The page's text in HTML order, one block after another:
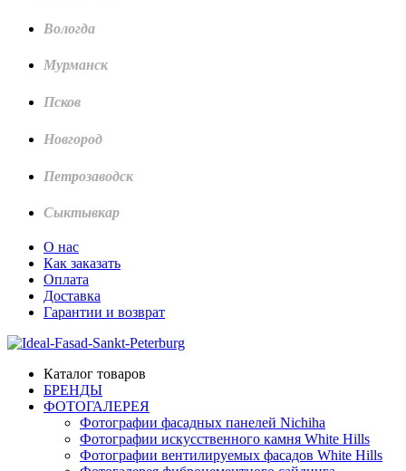
Вологда
Мурманск
Псков
Новгород
Петрозаводск
Сыктывкар
О нас
Как заказать
Оплата
Доставка
Гарантии и возврат
Каталог товаров
БРЕНДЫ
ФОТОГАЛЕРЕЯ
Фотографии фасадных панелей Nichiha
Фотографии искусственного камня White Hills
Фотографии вентилируемых фасадов White Hills